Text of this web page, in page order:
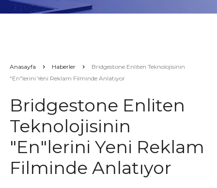
Anasayfa Haberler
Bridgestone Enliten Teknolojisinin
"En"lerini Yeni Reklam Filminde Anlatıyor
Bridgestone Enliten
Teknolojisinin
"En"lerini Yeni Reklam
Filminde Anlatıyor